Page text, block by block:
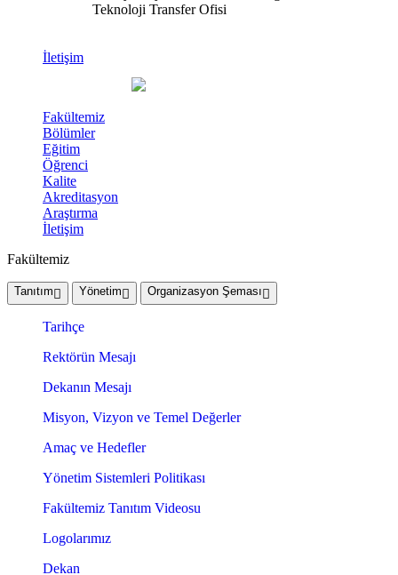
Teknoloji Transfer Ofisi
İletişim
Fakültemiz
Bölümler
Eğitim
Öğrenci
Kalite
Akreditasyon
Araştırma
İletişim
Fakültemiz
Tanıtım Yönetim Organizasyon Şeması
Tarihçe
Rektörün Mesajı
Dekanın Mesajı
Misyon, Vizyon ve Temel Değerler
Amaç ve Hedefler
Yönetim Sistemleri Politikası
Fakültemiz Tanıtım Videosu
Logolarımız
Dekan